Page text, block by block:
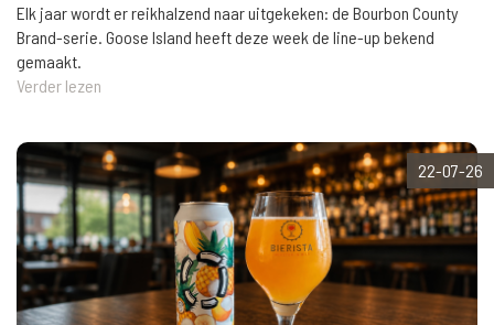
Elk jaar wordt er reikhalzend naar uitgekeken: de Bourbon County
Brand-serie. Goose Island heeft deze week de line-up bekend
gemaakt.
Verder lezen
22-07-26